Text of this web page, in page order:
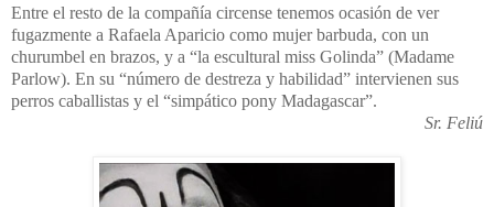
Entre el resto de la compañía circense tenemos ocasión de ver
fugazmente a Rafaela Aparicio como mujer barbuda, con un
churumbel en brazos, y a “la escultural miss Golinda” (Madame
Parlow). En su “número de destreza y habilidad” intervienen sus
perros caballistas y el “simpático pony Madagascar”.
Sr. Feliú